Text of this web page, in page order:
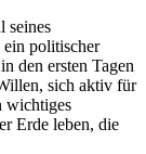
seines
ein politischer
den ersten Tagen
sich aktiv für
wichtiges
Erde leben, die